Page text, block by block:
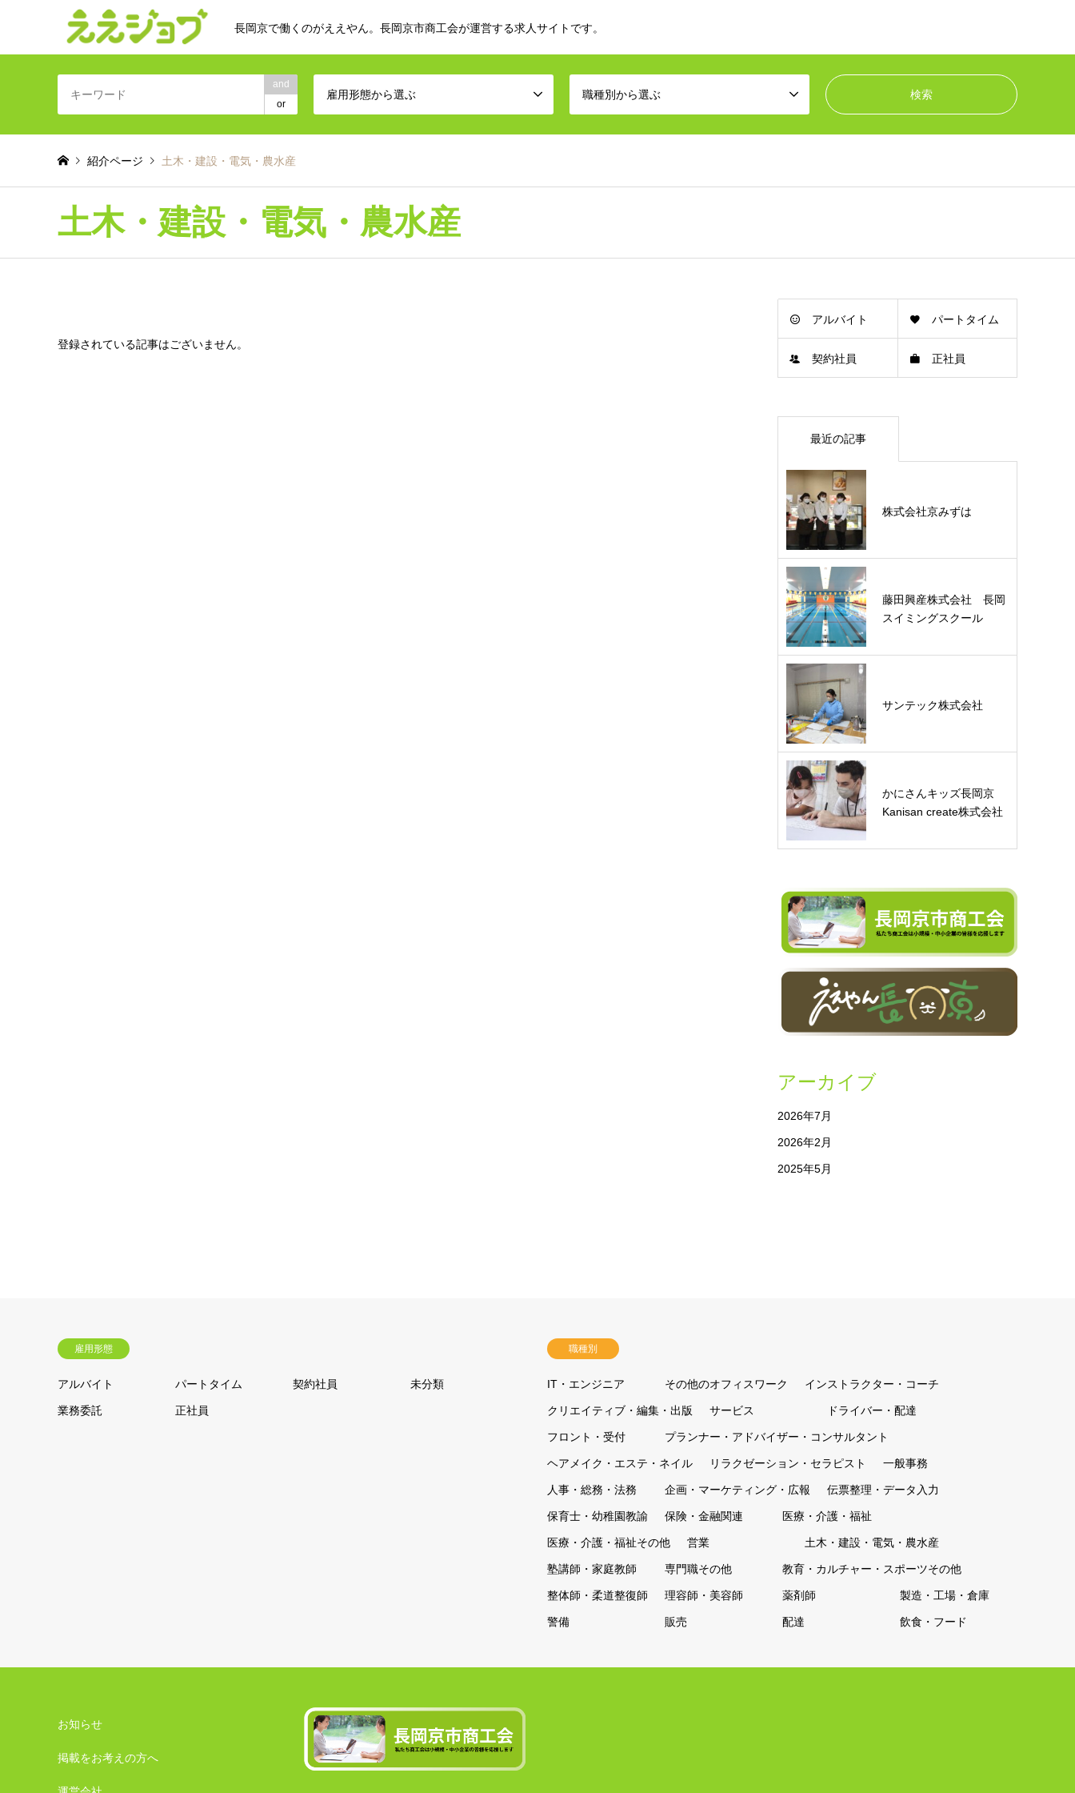
長岡京で働くのがええやん。長岡京市商工会が運営する求人サイトです。
and
or
雇用形態から選ぶ 職種別から選ぶ
紹介ページ 土木・建設・電気・農水産
土木・建設・電気・農水産
登録されている記事はございません。
アルバイト パートタイム
契約社員 正社員
最近の記事
株式会社京みずは
藤田興産株式会社 長岡
スイミングスクール
サンテック株式会社
かにさんキッズ長岡京
Kanisan create株式会社
アーカイブ
2026年7月
2026年2月
2025年5月
雇用形態
アルバイト パートタイム 契約社員 未分類
業務委託 正社員
職種別
IT・エンジニア その他のオフィスワーク インストラクター・コーチ
クリエイティブ・編集・出版 サービス ドライバー・配達
フロント・受付 プランナー・アドバイザー・コンサルタント
ヘアメイク・エステ・ネイル リラクゼーション・セラピスト 一般事務
人事・総務・法務 企画・マーケティング・広報 伝票整理・データ入力
保育士・幼稚園教諭 保険・金融関連 医療・介護・福祉
医療・介護・福祉その他 営業 土木・建設・電気・農水産
塾講師・家庭教師 専門職その他 教育・カルチャー・スポーツその他
整体師・柔道整復師 理容師・美容師 薬剤師 製造・工場・倉庫
警備 販売 配達 飲食・フード
お知らせ
掲載をお考えの方へ